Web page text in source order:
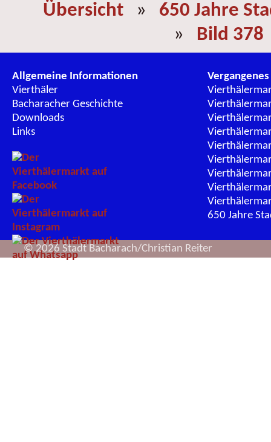
Übersicht » 650 Jahre
» Bild 378
Allgemeine Informationen
Vierthäler
Bacharacher Geschichte
Downloads
Links
Vergangenes
650 Jahre
© 2026 Stadt Bacharach/Christian Reiter